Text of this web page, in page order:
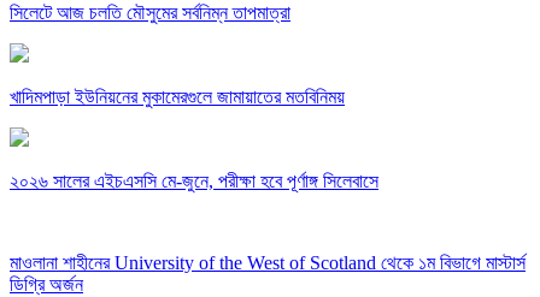
সিলেটে আজ চলতি মৌসুমের সর্বনিম্ন তাপমাত্রা
খাদিমপাড়া ইউনিয়নের মুকামেরগুলে জামায়াতের মতবিনিময়
২০২৬ সালের এইচএসসি মে-জুনে, পরীক্ষা হবে পূর্ণাঙ্গ সিলেবাসে
মাওলানা শাহীনের University of the West of Scotland থেকে ১ম বিভাগে মাস্টার্স
ডিগ্রি অর্জন